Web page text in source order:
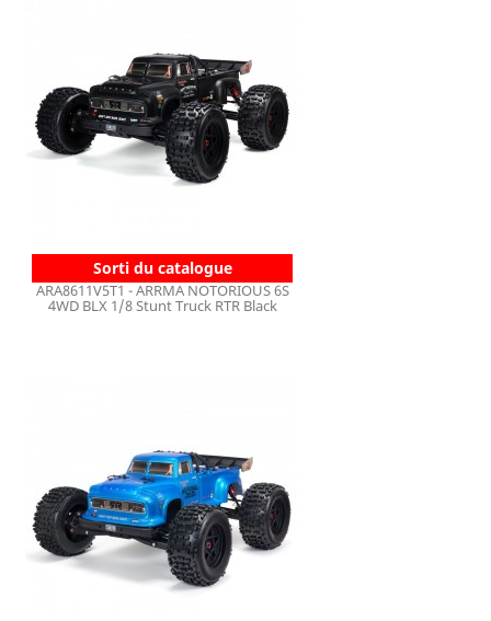
Sorti du catalogue
ARA8611V5T1 - ARRMA NOTORIOUS 6S
4WD BLX 1/8 Stunt Truck RTR Black